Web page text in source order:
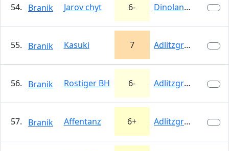
54. Branik Jarov chyt 6- Dinoland - Ladce
55. Branik Kasuki 7 Adlitzgräben
56. Branik Rostiger BH 6- Adlitzgräben
57. Branik Affentanz 6+ Adlitzgräben